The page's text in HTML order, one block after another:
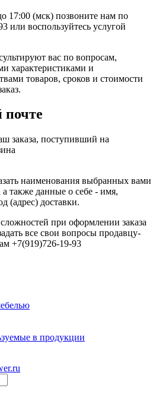
17:00 (мск) позвоните нам по
или воспользуйтесь услугой
вас по вопросам,
характеристиками и
товаров, сроков и стоимости
почте
заказа, поступивший на
наименования выбранных вами
также данные о себе - имя,
(адрес) доставки.
при оформлении заказа
все свои вопросы продавцу-
+7(919)726-19-93
в продукции